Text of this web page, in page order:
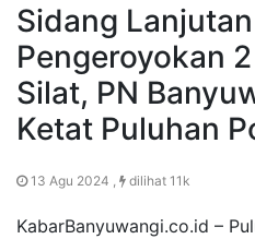
Sidang
Pengeroyokan
Silat, PN
Ketat Puluhan
13 Agu 2024 , dilihat 11k
KabarBanyuwangi.co.id –